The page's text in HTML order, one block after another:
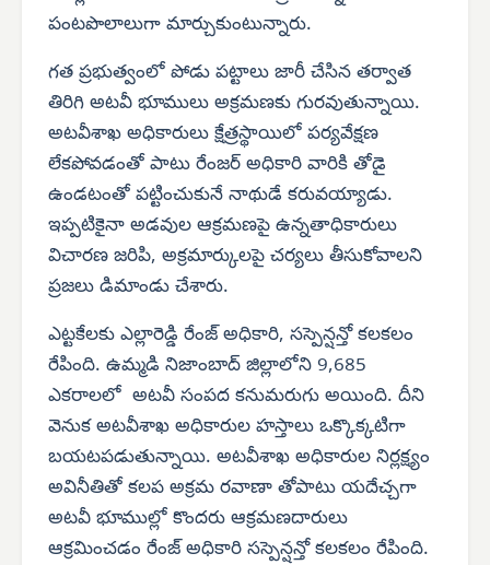
పంటపొలాలుగా మార్చుకుంటున్నారు.
గత ప్రభుత్వంలో పోడు పట్టాలు జారీ చేసిన తర్వాత
తిరిగి అటవీ భూములు అక్రమణకు గురవుతున్నాయి.
అటవీశాఖ అధికారులు క్షేత్రస్థాయిలో పర్యవేక్షణ
లేకపోవడంతో పాటు రేంజర్ అధికారి వారికి తోడై
ఉండటంతో పట్టించుకునే నాథుడే కరువయ్యాడు.
ఇప్పటికైనా అడవుల ఆక్రమణపై ఉన్నతాధికారులు
విచారణ జరిపి, అక్రమార్కులపై చర్యలు తీసుకోవాలని
ప్రజలు డిమాండు చేశారు.
ఎట్టకేలకు ఎల్లారెడ్డి రేంజ్ అధికారి, సస్పెన్షన్తో కలకలం
రేపింది. ఉమ్మడి నిజాంబాద్ జిల్లాలోని 9,685
ఎకరాలలో అటవీ సంపద కనుమరుగు అయింది. దీని
వెనుక అటవీశాఖ అధికారుల హస్తాలు ఒక్కొక్కటిగా
బయటపడుతున్నాయి. అటవీశాఖ అధికారుల నిర్లక్ష్యం
అవినీతితో కలప అక్రమ రవాణా తోపాటు యదేచ్చగా
అటవీ భూముల్లో కొందరు ఆక్రమణదారులు
ఆక్రమించడం రేంజ్ అధికారి సస్పెన్షన్తో కలకలం రేపింది.